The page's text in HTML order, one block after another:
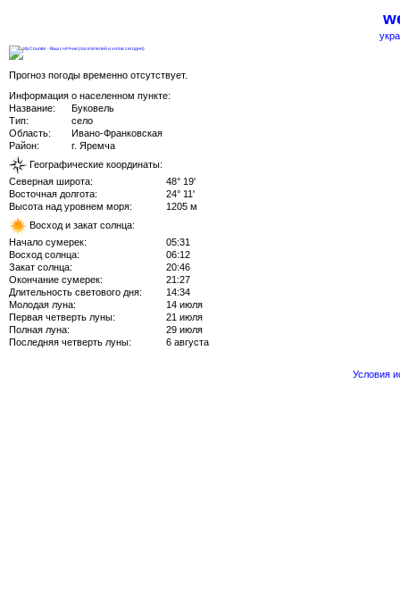
Прогноз погоды временно отсутствует.
Информация о населенном пункте:
Название:
Буковель
Тип:
село
Область:
Ивано-Франковская
Район:
г. Яремча
Географические координаты:
Северная широта:
48° 19'
Восточная долгота:
24° 11'
Высота над уровнем моря:
1205 м
Восход и закат солнца:
Начало сумерек:
05:31
Восход солнца:
06:12
Закат солнца:
20:46
Окончание сумерек:
21:27
Длительность светового дня:
14:34
Молодая луна:
14 июля
Первая четверть луны:
21 июля
Полная луна:
29 июля
Последняя четверть луны:
6 августа
Условия